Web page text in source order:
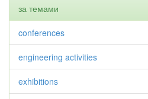
за темами
conferences
engineering activities
exhibitions